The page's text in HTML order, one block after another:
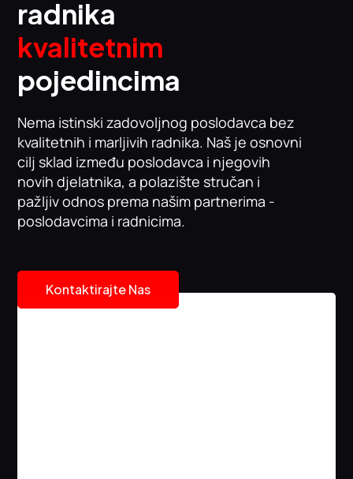
radnika
kvalitetnim
pojedincima
Nema istinski zadovoljnog poslodavca bez
kvalitetnih i marljivih radnika. Naš je osnovni
cilj sklad između poslodavca i njegovih
novih djelatnika, a polazište stručan i
pažljiv odnos prema našim partnerima -
poslodavcima i radnicima.
Kontaktirajte Nas